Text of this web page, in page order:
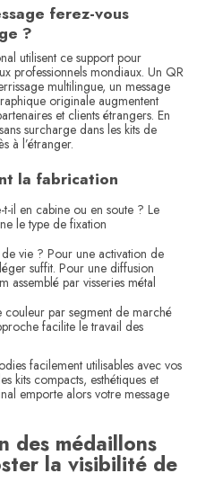
ferez-vous
?
utilisent ce support pour
professionnels mondiaux. Un QR
multilingue, un message
originale augmentent
et clients étrangers. En
surcharge dans les kits de
à l’étranger.
la fabrication
il en cabine ou en soute ? Le
le type de fixation
vie ? Pour une activation de
suffit. Pour une diffusion
assemblé par visseries métal
par segment de marché
facilite le travail des
facilement utilisables avec vos
kits compacts, esthétiques et
emporte alors votre message
des médaillons
la visibilité de